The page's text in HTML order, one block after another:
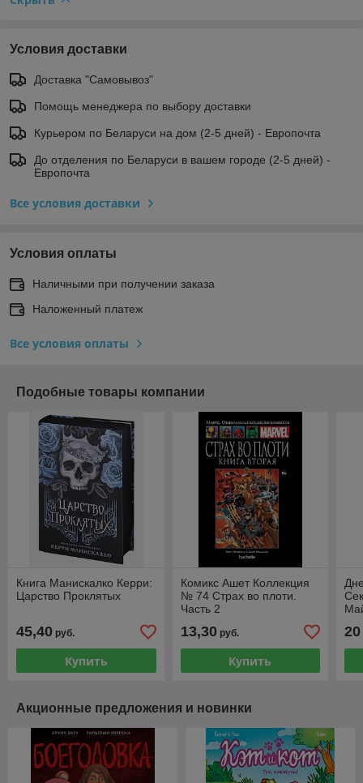
Условия доставки
Доставка "Самовывоз"
Помощь менеджера по выбору доставки
Курьером по Беларуси на дом (2-5 дней) - Европочта
До отделения по Беларуси в вашем городе (2-5 дней) -
Европочта
Все условия доставки
Условия оплаты
Наличными при получении заказа
Наложенный платеж
Все условия оплаты
Подобные товары компании
Книга Манискалко Керри:
Царство Проклятых
45,40 руб.
Купить
Комикс Ашет Коллекция
№ 74 Страх во плоти.
Часть 2
13,30руб.
Купить
20
Акционные предложения и новинки